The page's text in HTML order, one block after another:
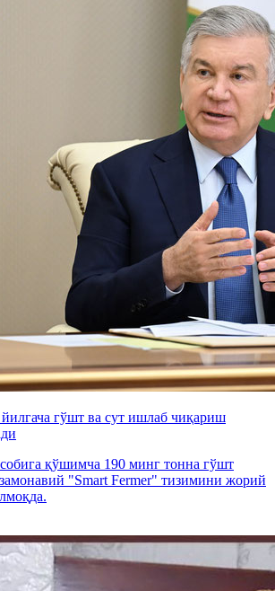
гўшт ва сут ишлаб чиқариш
қўшимча 190 минг тонна гўшт
"Smart Fermer" тизимини жорий